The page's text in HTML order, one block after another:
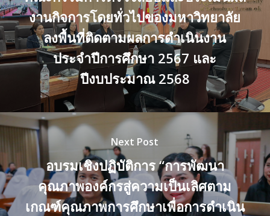
งานกิจการโดยทั่วไปของมหาวิทยาลัย
ลงพื้นที่ติดตามผลการดำเนินงาน
ประจำปีการศึกษา 2567 และ
ปีงบประมาณ 2568
Next Post
อบรมเชิงปฏิบัติการ “การพัฒนา
คุณภาพองค์กรสู่ความเป็นเลิศตาม
เกณฑ์คุณภาพการศึกษาเพื่อการดำเนิน